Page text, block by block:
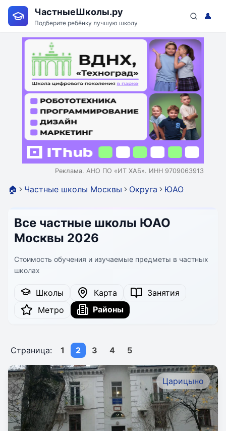
ЧастныеШколы.ру
Подберите ребёнку лучшую школу
👤
Реклама. АНО ПО «ИТ ХАБ». ИНН 9709063913
🏠 Частные школы Москвы Округа ЮАО
Все частные школы ЮАО
Москвы 2026
Стоимость обучения и изучаемые предметы в частных
школах
Школы Карта
Занятия
Метро
Районы
Страница: 1 2 3 4 5
Царицыно